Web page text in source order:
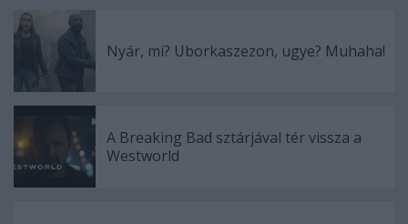
Nyár, mi? Uborkaszezon, ugye? Muhaha!
A Breaking Bad sztárjával tér vissza a
Westworld